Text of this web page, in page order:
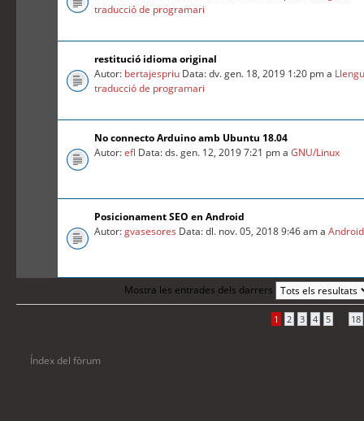
traducció de programari
restitució idioma original
Autor: bertajespriu Data: dv. gen. 18, 2019 1:20 pm a
traducció de programari
No connecto Arduino amb Ubuntu 18.04
Autor:efl Data: ds. gen. 12, 2019 7:21 pm aGNU/Linux
Posicionament SEO en Android
Autor:gvasesores Data: dl. nov. 05, 2018 9:46 am aAndroid
Mostra les entrades dels darrers
1 2 3 4 5 18
Índex del fòrum